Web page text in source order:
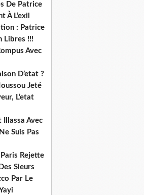
De Patrice
À L’exil
: Patrice
Libres !!!
Avec
D’etat ?
Jeté
L’etat
Avec
Suis Pas
Rejette
Sieurs
Par Le